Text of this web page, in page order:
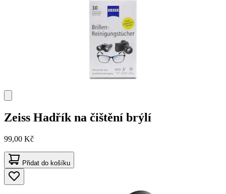
Zeiss Hadřík na čištění brýlí
99,00 Kč
Přidat do košíku